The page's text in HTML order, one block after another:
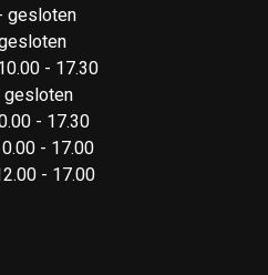
gesloten
- 17.30
- 17.30
- 17.00
- 17.00